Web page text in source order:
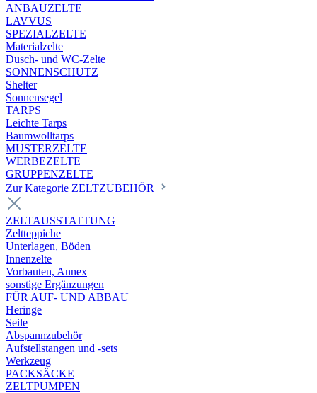
ANBAUZELTE
LAVVUS
SPEZIALZELTE
Materialzelte
Dusch- und WC-Zelte
SONNENSCHUTZ
Shelter
Sonnensegel
TARPS
Leichte Tarps
Baumwolltarps
MUSTERZELTE
WERBEZELTE
GRUPPENZELTE
Zur Kategorie ZELTZUBEHÖR
ZELTAUSSTATTUNG
Zeltteppiche
Unterlagen, Böden
Innenzelte
Vorbauten, Annex
sonstige Ergänzungen
FÜR AUF- UND ABBAU
Heringe
Seile
Abspannzubehör
Aufstellstangen und -sets
Werkzeug
PACKSÄCKE
ZELTPUMPEN